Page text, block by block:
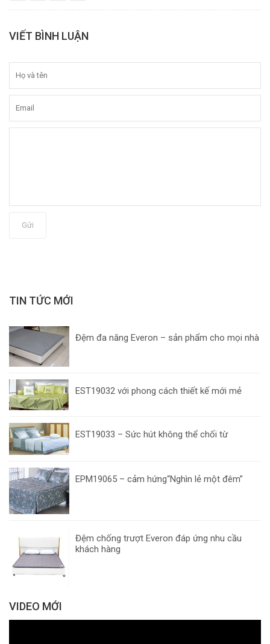
VIẾT BÌNH LUẬN
Gửi
TIN TỨC MỚI
Đệm đa năng Everon – sản phẩm cho mọi nhà
EST19032 với phong cách thiết kế mới mẻ
EST19033 – Sức hút không thể chối từ
EPM19065 – cảm hứng“Nghìn lẻ một đêm”
Đệm chống trượt Everon đáp ứng nhu cầu
khách hàng
VIDEO MỚI